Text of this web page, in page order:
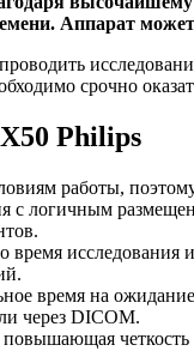
Аппарат
срочно
Philips
работы,
с логичным
исследования
время на ожидание
через DICOM.